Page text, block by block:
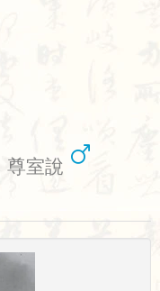
尊室說